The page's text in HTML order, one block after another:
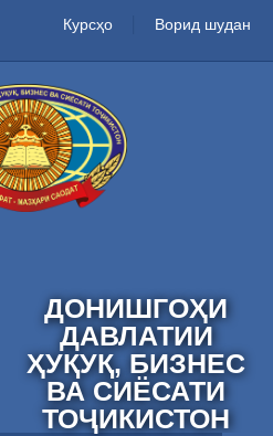
Курсҳо Ворид шудан
ДОНИШГОҲИ
ДАВЛАТИИ
ҲУҚУҚ, БИЗНЕС
ВА СИЁСАТИ
ТОҶИКИСТОН